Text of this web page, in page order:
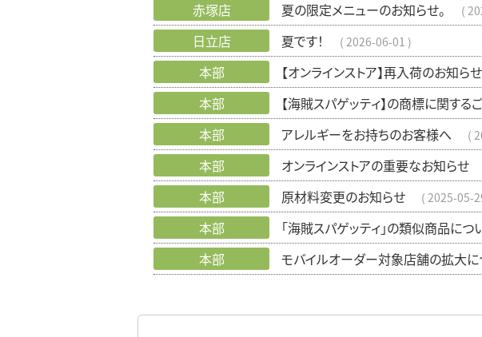
赤塚店 夏の限定メニューのお知らせ。
日立店 夏です！ 2026-06-01
本部 【オンラインストア】再入荷のお知らせ
本部 【海賊スパゲッティ】の商標に関する
本部 アレルギーをお持ちのお客様へ
本部 オンラインストアの重要なお知らせ
本部 原材料変更のお知らせ 2025-05-
本部 「海賊スパゲッティ」の類似商品につ
本部 モバイルオーダー対象店舗の拡大に